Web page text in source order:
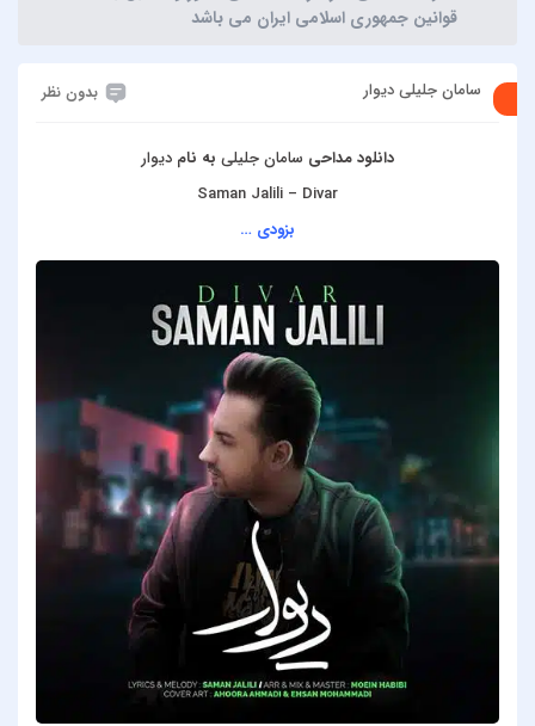
قوانین جمهوری اسلامی ایران می باشد
سامان جلیلی دیوار بدون نظر
دانلود مداحیسامان جلیلیبه نامدیوار
Saman Jalili – Divar
بزودی …